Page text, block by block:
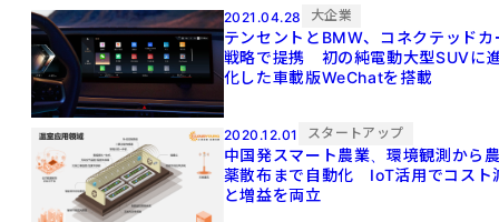
2021.04.28 大企業
テンセントとBMW、コネクテッドカ
戦略で提携 初の純電動大型SUVに
化した車載版WeChatを搭載
2020.12.01 スタートアップ
中国発スマート農業、環境観測から
薬散布まで自動化 IoT活用でコスト
と増益を両立